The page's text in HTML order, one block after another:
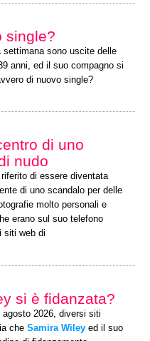
single?
settimana sono uscite delle
anni, ed il suo compagno si
di nuovo single?
di uno
nudo
riferito di essere diventata
di uno scandalo per delle
molto personali e
erano sul suo telefono
siti web di
si è fidanzata?
2026, diversi siti
che Samira Wiley ed il suo